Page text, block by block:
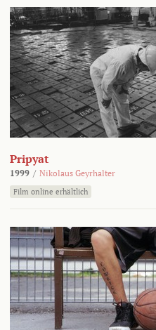
Pripyat
1999 / Nikolaus Geyrhalter
Film online erhältlich